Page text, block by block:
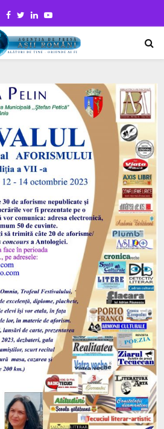
Facebook
TwitterLinkedinYoutube